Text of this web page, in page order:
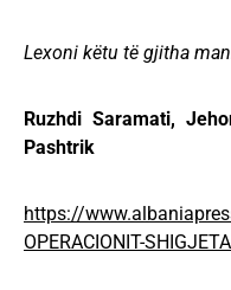
Lexoni këtu të gjitha
Ruzhdi Saramati,
Pashtrik
https://
OPERACIONIT-